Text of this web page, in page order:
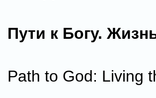
Пути к Богу.
Path to God: Living